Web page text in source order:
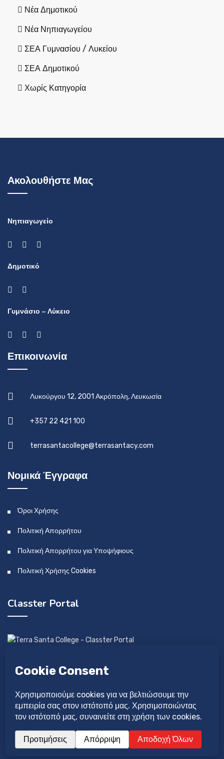
Νέα Δημοτικού
Νέα Νηπιαγωγείου
ΣΕΑ Γυμνασίου / Λυκείου
ΣΕΑ Δημοτικού
Χωρίς Κατηγορία
Ακολουθήστε Μας
Νηπιαγωγείο
Δημοτικό
Γυμνάσιο – Λύκειο
Επικοινωνία
Λυκούργου 12, 2001 Ακρόπολη, Λευκωσία
+357 22 421 100
terrasantacollege@terrasantacy.com
Νομικά Έγγραφα
Όροι Χρήσης
Πολιτική Απορρήτου
Πολιτική Απορρήτου για Υποψήφιους
Πολιτική Χρήσης Cookies
Classter Portal
©Copyright 2026 Κολέγιο Τέρρα Σάντα.
Αναπτύχθηκε από: Idilio Studio Ltd
Σχεδιάστηκε από: Νατάσα Λαγού